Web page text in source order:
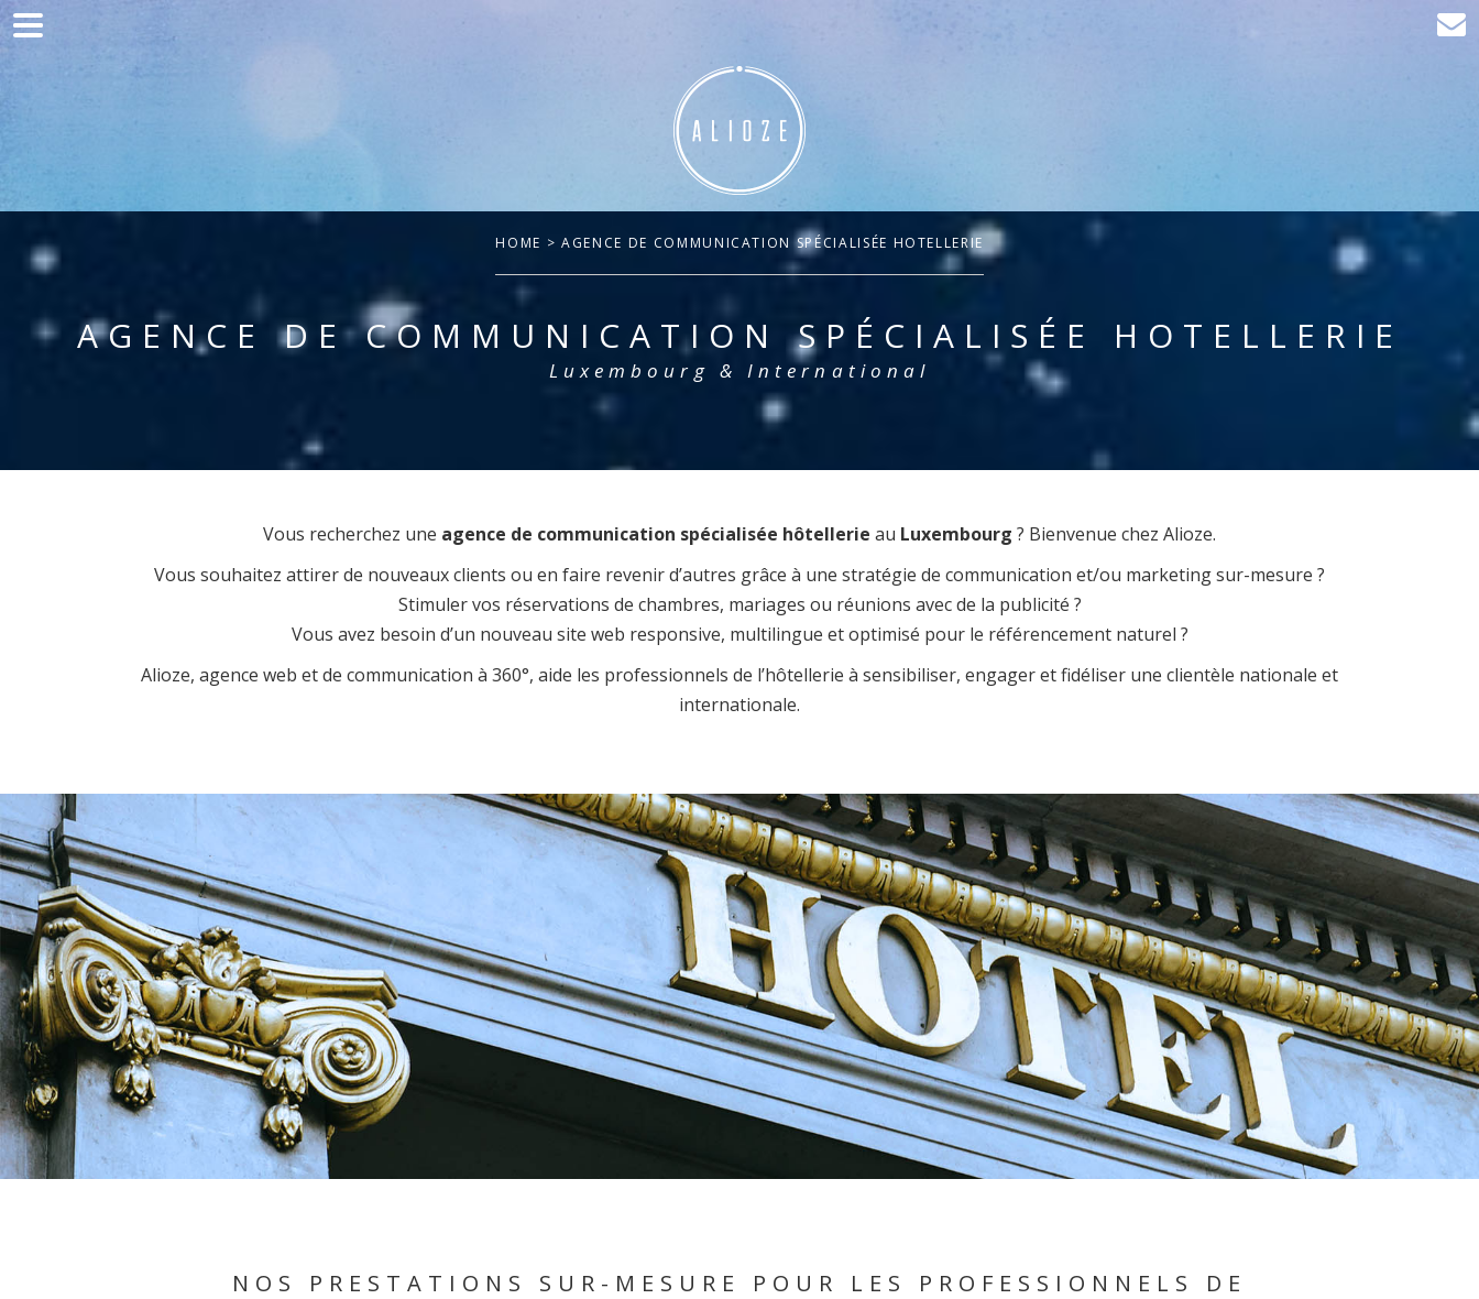
Home
Contact
HOME > AGENCE DE COMMUNICATION SPÉCIALISÉE HOTELLERIE
AGENCE DE COMMUNICATION SPÉCIALISÉE HOTELLERIE
Luxembourg & International
Vous recherchez une agence de communication spécialisée hôtellerie au Luxembourg ? Bienvenue chez Alioze.
Vous souhaitez attirer de nouveaux clients ou en faire revenir d’autres grâce à une stratégie de communication et/ou marketing sur-mesure ?
Stimuler vos réservations de chambres, mariages ou réunions avec de la publicité ?
Vous avez besoin d’un nouveau site web responsive, multilingue et optimisé pour le référencement naturel ?
Alioze, agence web et de communication à 360°, aide les professionnels de l’hôtellerie à sensibiliser, engager et fidéliser une clientèle nationale et
internationale.
NOS PRESTATIONS SUR-MESURE POUR LES PROFESSIONNELS DE